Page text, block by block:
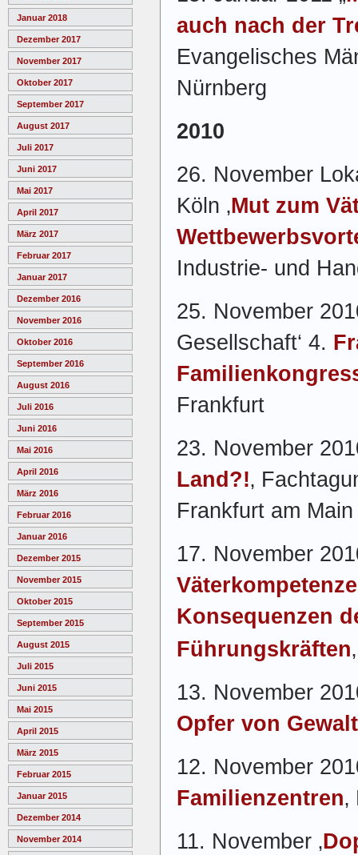
Januar 2018
Dezember 2017
November 2017
Oktober 2017
September 2017
August 2017
Juli 2017
Juni 2017
Mai 2017
April 2017
März 2017
Februar 2017
Januar 2017
Dezember 2016
November 2016
Oktober 2016
September 2016
August 2016
Juli 2016
Juni 2016
Mai 2016
April 2016
März 2016
Februar 2016
Januar 2016
Dezember 2015
November 2015
Oktober 2015
September 2015
August 2015
Juli 2015
Juni 2015
Mai 2015
April 2015
März 2015
Februar 2015
Januar 2015
Dezember 2014
November 2014
auch nach der
Evangelisches
Nürnberg
2010
26. November
Köln ‚Mut zum
Industrie- und
25. November
Gesellschaft‘ 4.
Frankfurt
23. November
Land?!‚
Frankfurt am Main
17. November
Konsequenzen
Führungskräften
13. November
Opfer von Gewalt
12. November
Familienzentren
11. November ‚